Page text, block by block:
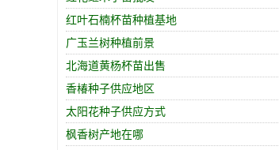
红叶石楠杯苗种植基地
广玉兰树种植前景
北海道黄杨杯苗出售
香椿种子供应地区
太阳花种子供应方式
枫香树产地在哪